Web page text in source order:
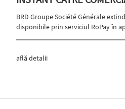
BRD Groupe Société Générale
disponibile prin serviciul RoPay în
află detalii